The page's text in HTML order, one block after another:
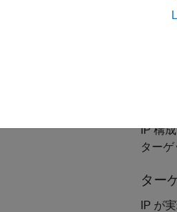
IP 構
ター
ター
IP が